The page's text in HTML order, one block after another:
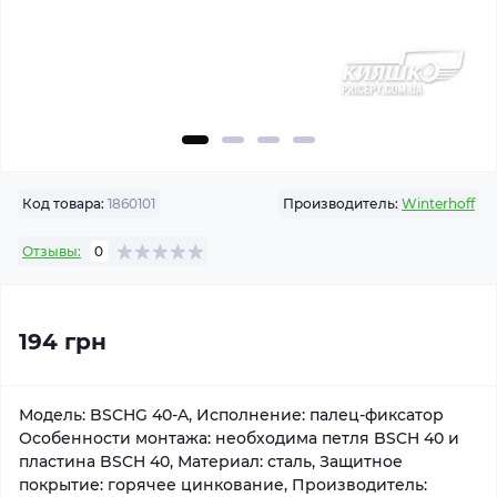
Код товара: 1860101 Производитель: Winterhoff
Отзывы: 0
194 грн
Модель: BSCHG 40-A, Исполнение: палец-фиксатор
Особенности монтажа: необходима петля BSCH 40 и
пластина BSCH 40, Материал: сталь, Защитное
покрытие: горячее цинкование, Производитель: